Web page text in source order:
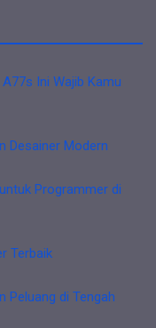
Ini Wajib Kamu
Desainer Modern
Programmer di
Terbaik
Peluang di Tengah